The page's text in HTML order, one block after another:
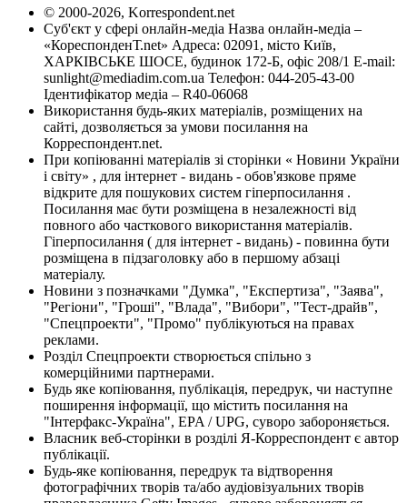
© 2000-2026, Korrespondent.net
Суб'єкт у сфері онлайн-медіа Назва онлайн-медіа –
«КореспонденТ.net» Адреса: 02091, місто Київ,
ХАРКІВСЬКЕ ШОСЕ, будинок 172-Б, офіс 208/1 E-mail:
sunlight@mediadim.com.ua Телефон: 044-205-43-00
Ідентифікатор медіа – R40-06068
Використання будь-яких матеріалів, розміщених на
сайті, дозволяється за умови посилання на
Корреспондент.net.
При копіюванні матеріалів зі сторінки « Новини України
і світу» , для інтернет - видань - обов'язкове пряме
відкрите для пошукових систем гіперпосилання .
Посилання має бути розміщена в незалежності від
повного або часткового використання матеріалів.
Гіперпосилання ( для інтернет - видань) - повинна бути
розміщена в підзаголовку або в першому абзаці
матеріалу.
Новини з позначками "Думка", "Експертиза", "Заява",
"Регіони", "Гроші", "Влада", "Вибори", "Тест-драйв",
"Спецпроекти", "Промо" публікуються на правах
реклами.
Розділ Спецпроекти створюється спільно з
комерційними партнерами.
Будь яке копіювання, публікація, передрук, чи наступне
поширення інформації, що містить посилання на
"Інтерфакс-Україна", EPA / UPG, суворо забороняється.
Власник веб-сторінки в розділі Я-Корреспондент є автор
публікації.
Будь-яке копіювання, передрук та відтворення
фотографічних творів та/або аудіовізуальних творів